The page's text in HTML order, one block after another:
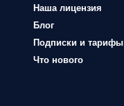
Наша лицензия
Блог
Подписки и тарифы
Что нового